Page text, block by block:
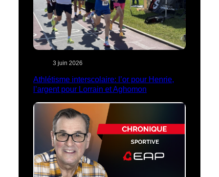
3 juin 2026
Athlétisme interscolaire: l’or pour Henrie,
l’argent pour Lorrain et Aghomon